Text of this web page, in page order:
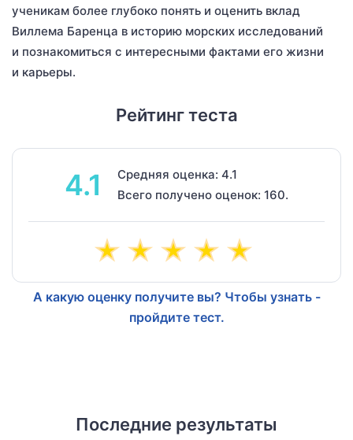
ученикам более глубоко понять и оценить вклад
Виллема Баренца в историю морских исследований
и познакомиться с интересными фактами его жизни
и карьеры.
Рейтинг теста
4.1
Средняя оценка: 4.1
Всего получено оценок: 160.
А какую оценку получите вы? Чтобы узнать -
пройдите тест.
Последние результаты